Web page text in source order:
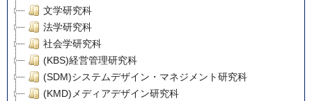
文学研究科
法学研究科
社会学研究科
(KBS)経営管理研究科
(SDM)システムデザイン・マネジメント研究科
(KMD)メディアデザイン研究科